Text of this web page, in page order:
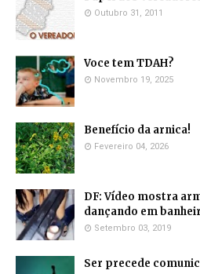
Outubro 31, 2011
Voce tem TDAH?
Novembro 19, 2025
Benefício da arnica!
Fevereiro 04, 2026
DF: Vídeo mostra
dançando em
Setembro 03, 2019
Ser precede